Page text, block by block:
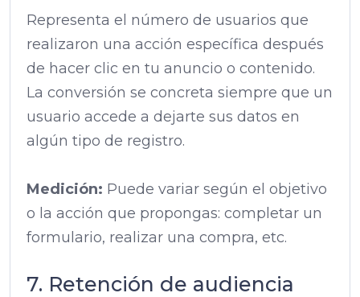
Representa el número de usuarios que
realizaron una acción específica después
de hacer clic en tu anuncio o contenido.
La conversión se concreta siempre que un
usuario accede a dejarte sus datos en
algún tipo de registro.
Medición: Puede variar según el objetivo
o la acción que propongas: completar un
formulario, realizar una compra, etc.
7. Retención de audiencia